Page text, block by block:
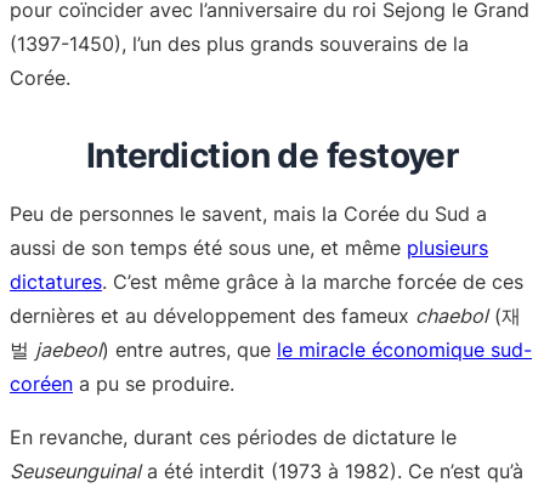
pour coïncider avec l’anniversaire du roi Sejong le Grand
(1397-1450), l’un des plus grands souverains de la
Corée.
Interdiction de festoyer
Peu de personnes le savent, mais la Corée du Sud a
aussi de son temps été sous une, et même plusieurs
dictatures. C’est même grâce à la marche forcée de ces
dernières et au développement des fameux chaebol(재
벌 jaebeol) entre autres, que le miracle économique sud-
coréen a pu se produire.
En revanche, durant ces périodes de dictature le
Seuseunguinala été interdit (1973 à 1982). Ce n’est qu’à